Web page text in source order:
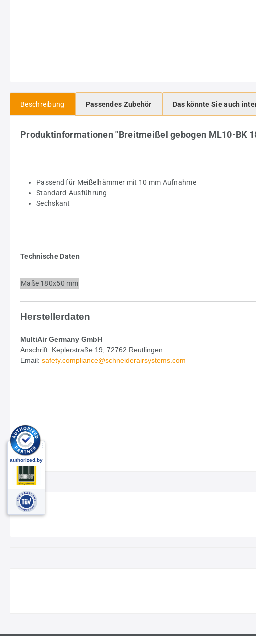
Beschreibung Passendes Zubehör Das könnte Sie auch
Produktinformationen "Breitmeißel gebogen ML10-BK
Passend für Meißelhämmer mit 10 mm Aufnahme
Standard-Ausführung
Sechskant
Technische Daten
Maße 180x50 mm
Herstellerdaten
MultiAir Germany GmbH
Anschrift: Keplerstraße 19, 72762 Reutlingen
Email: safety.compliance@schneiderairsystems.com